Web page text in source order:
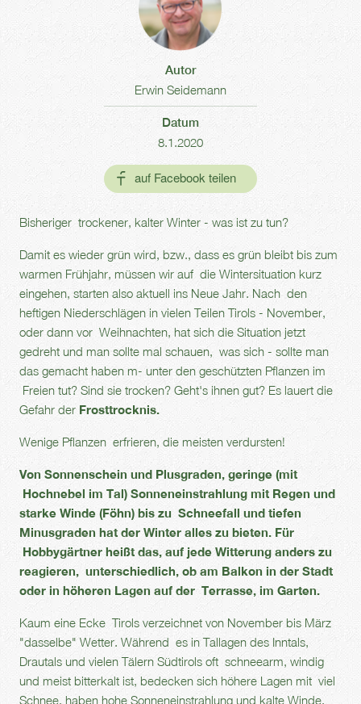
Bisheriger trockener, kalter Winter - was ist zu tun?
Damit es wieder grün wird, bzw., dass es grün bleibt bis zum
warmen Frühjahr, müssen wir auf die Wintersituation kurz
eingehen, starten also aktuell ins Neue Jahr. Nach den
heftigen Niederschlägen in vielen Teilen Tirols - November,
oder dann vor Weihnachten, hat sich die Situation jetzt
gedreht und man sollte mal schauen, was sich - sollte man
das gemacht haben m- unter den geschützten Pflanzen im
Freien tut? Sind sie trocken? Geht's ihnen gut? Es lauert die
Gefahr der Frosttrocknis.
Wenige Pflanzen erfrieren, die meisten verdursten!
Von Sonnenschein und Plusgraden, geringe (mit
Hochnebel im Tal) Sonneneinstrahlung mit Regen und
starke Winde (Föhn) bis zu Schneefall und tiefen
Minusgraden hat der Winter alles zu bieten. Für
Hobbygärtner heißt das, auf jede Witterung anders zu
reagieren, unterschiedlich, ob am Balkon in der Stadt
oder in höheren Lagen auf der Terrasse, im Garten.
Kaum eine Ecke Tirols verzeichnet von November bis März
"dasselbe" Wetter. Während es in Tallagen des Inntals,
Drautals und vielen Tälern Südtirols oft schneearm, windig
und meist bitterkalt ist, bedecken sich höhere Lagen mit viel
Schnee, haben hohe Sonneneinstrahlung und kalte Winde.
Autor
Erwin Seidemann
Datum
8.1.2020